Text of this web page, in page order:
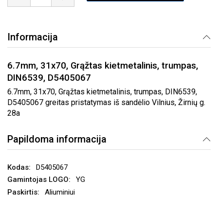
Informacija
6.7mm, 31x70, Grąžtas kietmetalinis, trumpas,
DIN6539, D5405067
6.7mm, 31x70, Grąžtas kietmetalinis, trumpas, DIN6539,
D5405067 greitas pristatymas iš sandėlio Vilnius, Žirnių g.
28a
Papildoma informacija
D5405067
YG
Aliuminiui